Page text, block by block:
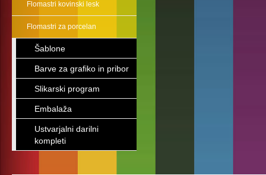
Flomastri kovinski lesk
Flomastri za porcelan
Šablone
Barve za grafiko in pribor
Slikarski program
Embalaža
Ustvarjalni darilni
kompleti